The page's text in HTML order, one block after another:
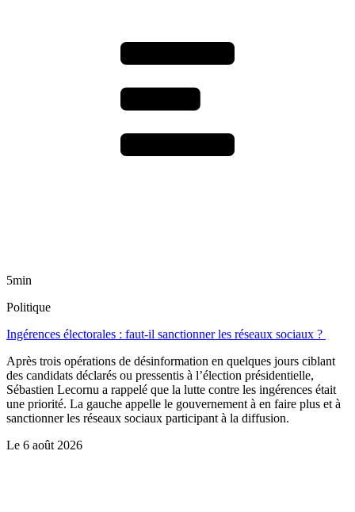
5min
Politique
Ingérences électorales : faut-il sanctionner les réseaux sociaux ?
Après trois opérations de désinformation en quelques jours ciblant
des candidats déclarés ou pressentis à l’élection présidentielle,
Sébastien Lecornu a rappelé que la lutte contre les ingérences était
une priorité. La gauche appelle le gouvernement à en faire plus et à
sanctionner les réseaux sociaux participant à la diffusion.
Le 6 août 2026